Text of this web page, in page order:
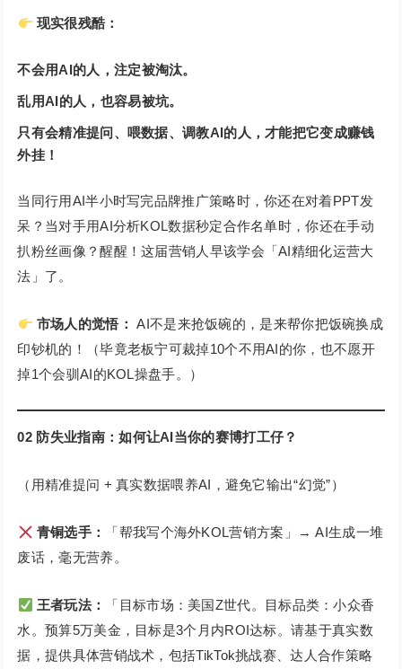
现实很残酷：
不会用AI的人，注定被淘汰。
乱用AI的人，也容易被坑。
只有会精准提问、喂数据、调教AI的人，才能把它变成赚钱
外挂！
当同行用AI半小时写完品牌推广策略时，你还在对着PPT发
呆？当对手用AI分析KOL数据秒定合作名单时，你还在手动
扒粉丝画像？醒醒！这届营销人早该学会「AI精细化运营大
法」了。
市场人的觉悟： AI不是来抢饭碗的，是来帮你把饭碗换成
印钞机的！（毕竟老板宁可裁掉10个不用AI的你，也不愿开
掉1个会驯AI的KOL操盘手。）
02 防失业指南：如何让AI当你的赛博打工仔？
（用精准提问 + 真实数据喂养AI，避免它输出“幻觉”）
青铜选手：
「帮我写个海外KOL营销方案」→ AI生成一堆
废话，毫无营养。
王者玩法：
「目标市场：美国Z世代。目标品类：小众香
水。预算5万美金，目标是3个月内ROI达标。请基于真实数
据，提供具体营销战术，包括TikTok挑战赛、达人合作策略